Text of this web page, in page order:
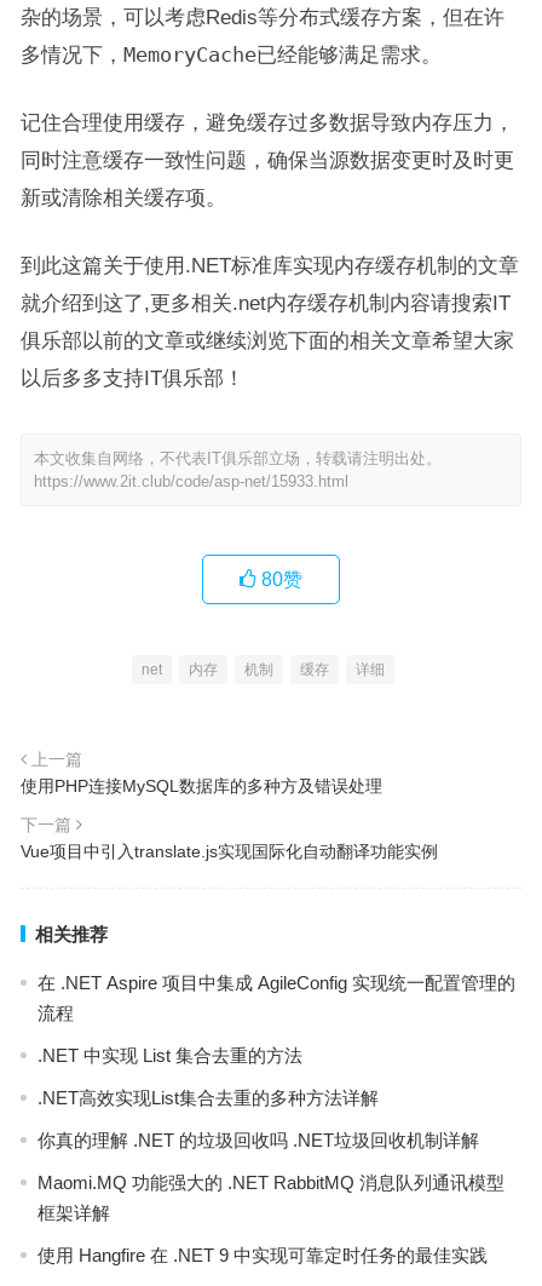
杂的场景，可以考虑Redis等分布式缓存方案，但在许
多情况下， MemoryCache已经能够满足需求。
记住合理使用缓存，避免缓存过多数据导致内存压力，
同时注意缓存一致性问题，确保当源数据变更时及时更
新或清除相关缓存项。
到此这篇关于使用.NET标准库实现内存缓存机制的文章
就介绍到这了,更多相关.net内存缓存机制内容请搜索IT
俱乐部以前的文章或继续浏览下面的相关文章希望大家
以后多多支持IT俱乐部！
本文收集自网络，不代表IT俱乐部立场，转载请注明出处。
https://www.2it.club/code/asp-net/15933.html
80赞
net 内存 机制 缓存 详细
上一篇
使用PHP连接MySQL数据库的多种方及错误处理
下一篇
Vue项目中引入translate.js实现国际化自动翻译功能实例
相关推荐
在 .NET Aspire 项目中集成 AgileConfig 实现统一配置管理的
流程
.NET 中实现 List 集合去重的方法
.NET高效实现List集合去重的多种方法详解
你真的理解 .NET 的垃圾回收吗 .NET垃圾回收机制详解
Maomi.MQ 功能强大的 .NET RabbitMQ 消息队列通讯模型
框架详解
使用 Hangfire 在 .NET 9 中实现可靠定时任务的最佳实践